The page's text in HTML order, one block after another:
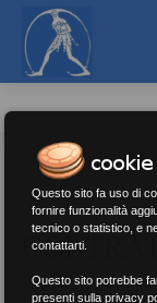
Questo sito fa uso di
fornire funzionalità
tecnico o statistico, e
contattarti.
Questo sito potrebbe
presenti sulla privacy